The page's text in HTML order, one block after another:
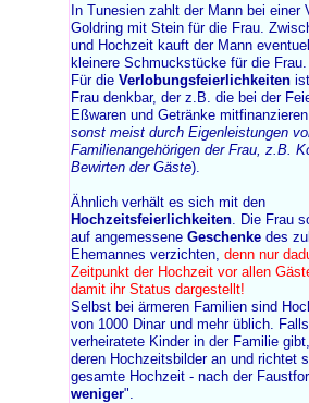
In Tunesien zahlt der Mann bei einer
Goldring mit Stein für die Frau.
und Hochzeit kauft der Mann
kleinere Schmuckstücke für die Frau.
Für die Verlobungsfeierlichkeiten
Frau denkbar, der z.B. die bei der
Eßwaren und Getränke
sonst meist durch Eigenleistungen
Familienangehörigen der Frau, z.B.
Bewirten der Gäste).
Ähnlich verhält es sich mit den
Hochzeitsfeierlichkeiten . Die Frau
auf angemessene Geschenke des
Ehemannes verzichten, denn nur
Zeitpunkt der Hochzeit vor allen
damit ihr Status dargestellt!
Selbst bei ärmeren Familien sind
von 1000 Dinar und mehr üblich.
verheiratete Kinder in der Familie
deren Hochzeitsbilder an und richtet
gesamte Hochzeit - nach der
weniger".